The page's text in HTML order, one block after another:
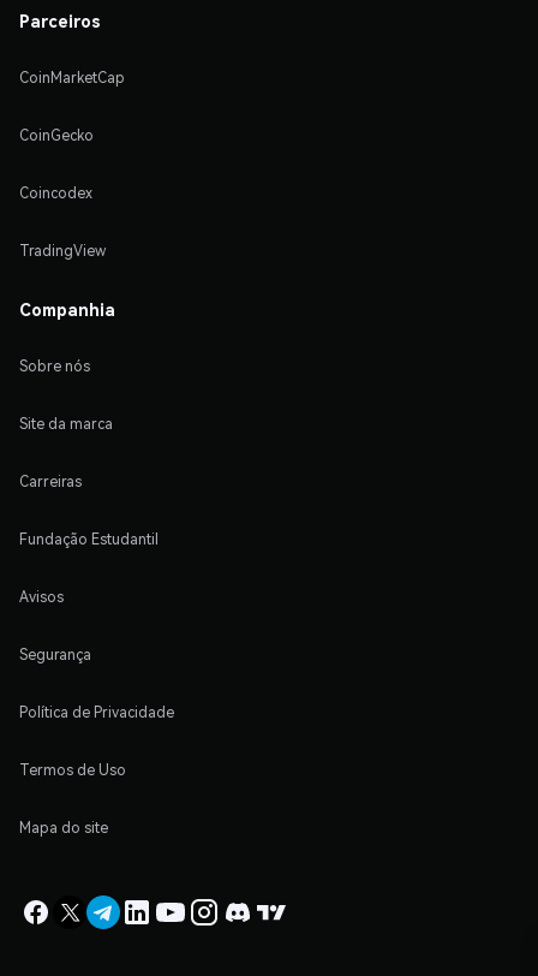
Parceiros
CoinMarketCap
CoinGecko
Coincodex
TradingView
Companhia
Sobre nós
Site da marca
Carreiras
Fundação Estudantil
Avisos
Segurança
Política de Privacidade
Termos de Uso
Mapa do site